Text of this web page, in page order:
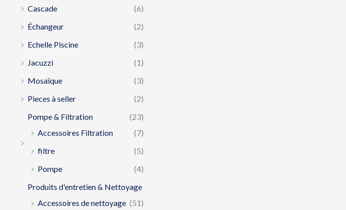
Cascade
(6)
Échangeur
(2)
Echelle Piscine
(3)
Jacuzzi
(1)
Mosaïque
(3)
Pieces à seller
(2)
Pompe & Filtration
(23)
Accessoires Filtration
(7)
filtre
(5)
Pompe
(4)
Produits d'entretien & Nettoyage
(51)
Accessoires de nettoyage